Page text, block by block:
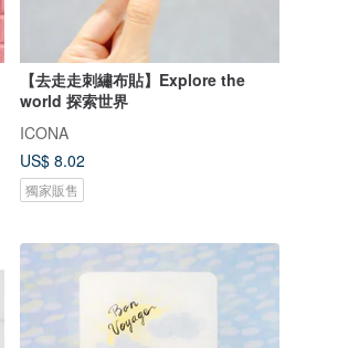
【去走走刺繡布貼】Explore the
world 探索世界
ICONA
US$ 8.02
獨家販售